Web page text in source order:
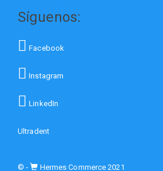
Síguenos:
Facebook
Instagram
LinkedIn
Ultradent
© - Hermes Commerce 2021